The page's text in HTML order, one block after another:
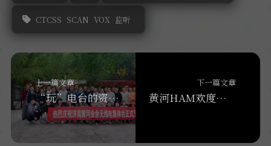
CTCSS SCAN VOX 监听
上一篇文章
“玩”电台的资格——关于电台执照的问与答【设台必看】
下一篇文章
黄河HAM欢度五·五中国业余无线电节